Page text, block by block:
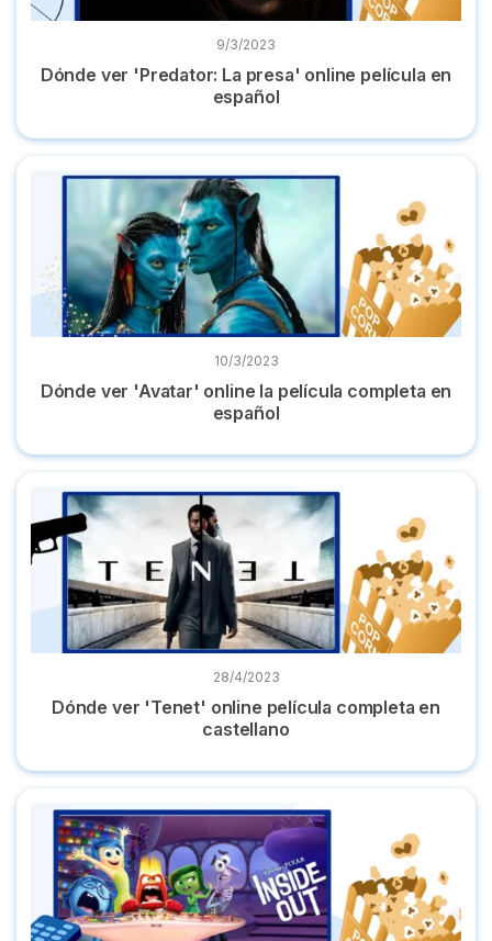
9/3/2023
Dónde ver 'Predator: La presa' online película en
español
Dónde ver 'Avatar' online la película completa en español
10/3/2023
Dónde ver 'Avatar' online la película completa en
español
Dónde ver 'Tenet' online película completa en castellano
28/4/2023
Dónde ver 'Tenet' online película completa en
castellano
Dónde ver ‘Inside out' ('Del revés') online al completo